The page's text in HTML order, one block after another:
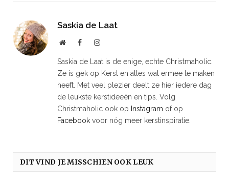
Saskia de Laat
WebsiteFacebookInstagram
Saskia de Laat is de enige, echte Christmaholic.
Ze is gek op Kerst en alles wat ermee te maken
heeft. Met veel plezier deelt ze hier iedere dag
de leukste kerstideeën en tips. Volg
Christmaholic ook op Instagram of op
Facebook voor nóg meer kerstinspiratie.
DIT VIND JE MISSCHIEN OOK LEUK